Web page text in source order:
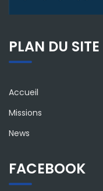
PLAN DU SITE
Accueil
Missions
News
FACEBOOK